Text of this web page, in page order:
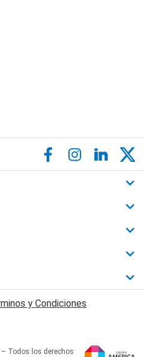
y Condiciones
– Todos los derechos